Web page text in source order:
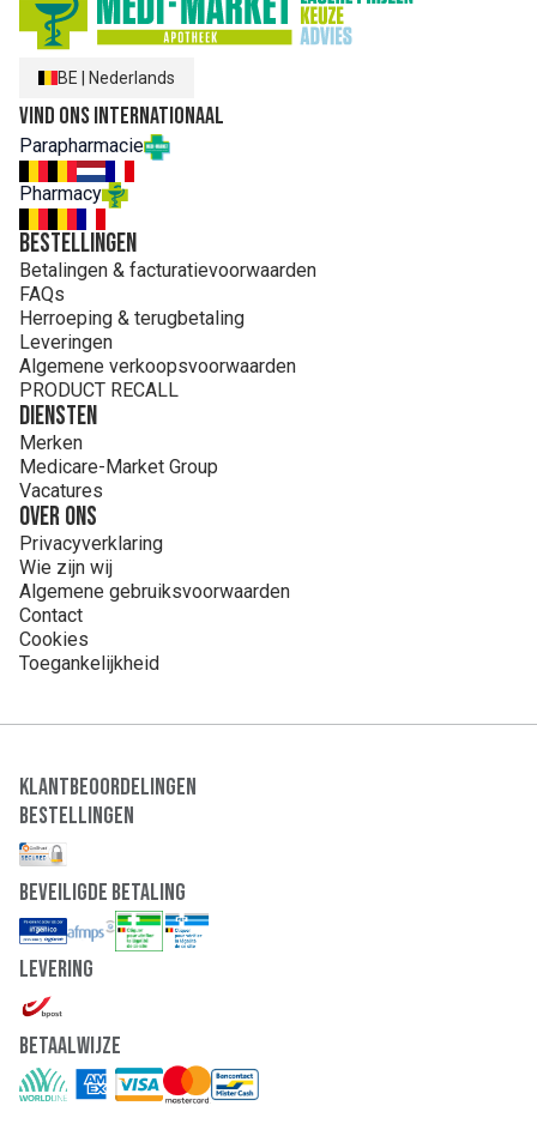
TETRA-DI-T-BUTYL HYDROXYHYDROCINNAMATE (F.I.L.
N76753/1).
BE Nederlands
Vind ons internationaal
Parapharmacie
Pharmacy
Bestellingen
Betalingen & facturatievoorwaarden
FAQs
Herroeping & terugbetaling
Leveringen
Algemene verkoopsvoorwaarden
PRODUCT RECALL
Diensten
Merken
Medicare-Market Group
Vacatures
Over ons
Privacyverklaring
Wie zijn wij
Algemene gebruiksvoorwaarden
Contact
Cookies
Toegankelijkheid
Klantbeoordelingen
Bestellingen
Beveiligde Betaling
Levering
Betaalwijze